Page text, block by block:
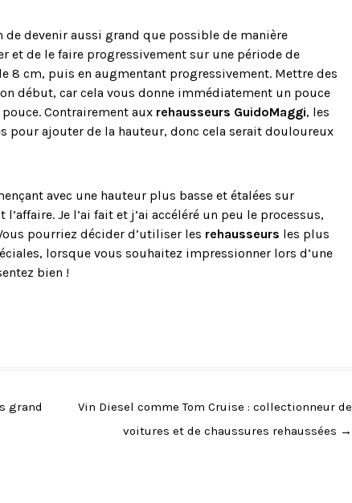
devenir aussi grand que possible de manière
et de le faire progressivement sur une période de
8 cm, puis en augmentant progressivement. Mettre des
début, car cela vous donne immédiatement un pouce
Contrairement aux rehausseurs GuidoMaggi, les
pour ajouter de la hauteur, donc cela serait douloureux
avec une hauteur plus basse et étalées sur
Je l’ai fait et j’ai accéléré un peu le processus,
pourriez décider d’utiliser les rehausseurs les plus
lorsque vous souhaitez impressionner lors d’une
bien !
grand
Vin Diesel comme Tom Cruise : collectionneur de
voitures et de chaussures rehaussées →